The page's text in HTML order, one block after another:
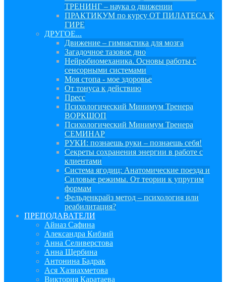
ТРЕНИНГ – наука о движении
ПРАКТИКУМ по курсу ОТ ПИЛАТЕСА К
ГИРЕ
ДРУГОЕ...
Движение – гимнастика для мозга
Загадочное тазовое дно
Нейробиомеханика. Основы работы с
сенсорными системами
Моя стопа - мое здоровье
От тонуса к действию
Пресс
Психологический Минимум Тренера
ВОРКШОП
Психологический Минимум Тренера
СЕМИНАР
РУКИ: познаешь руки – познаешь себя!
Секреты сохранения энергии в работе с
клиентами
Система ягодиц: Анатомические поезда и
Силовые режимы. От теории к упругим
формам
Фельденкрайз метод – психология или
реабилитация?
ПРЕПОДАВАТЕЛИ
Айназ Сафина
Александра Кибзий
Анна Селиверстова
Анна Щербина
Антонина Бадрак
Ася Хазиахметова
Виктория Каратаева